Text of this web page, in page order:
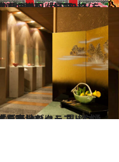
たや田んぼアートを満喫する 「星野リゾート 界 津軽」からの旅
＆お出かけ
ゾート 界 松本」でご当地のクラフトや湧水を楽しむ
＆お出かけ